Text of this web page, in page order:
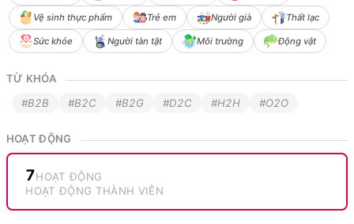
Vệ sinh thực phẩm Trẻ em Người già Thất lạc
Sức khỏe Người tàn tật Môi trường Động vật
TỪ KHÓA
#B2B
#B2C #B2G #D2C #H2H #O2O
HOẠT ĐỘNG
7HOẠT ĐỘNG
HOẠT ĐỘNG THÀNH VIÊN